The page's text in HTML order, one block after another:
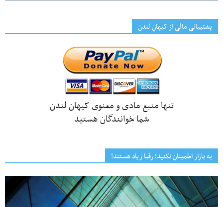
پشتیبانی مالی از کیهانِ لندن
تنها منبع مادی و معنوی کیهان لندن
شما خوانندگان هستید
به بازار اطمینان نکنید؛ رقبا زیاد هستند!